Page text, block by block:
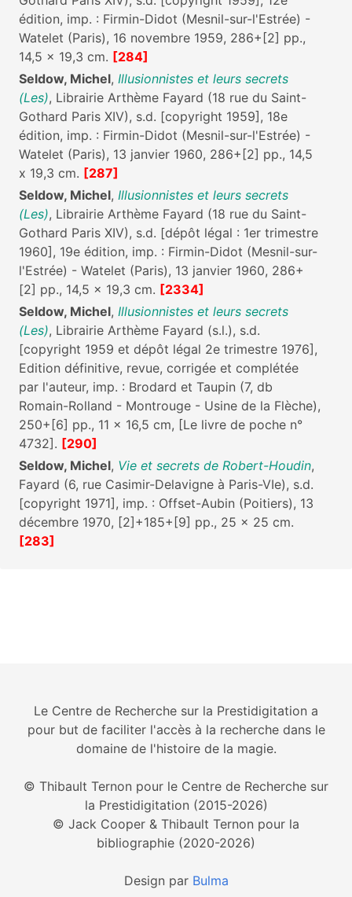
édition, imp. : Firmin-Didot (Mesnil-sur-l'Estrée) -
Watelet (Paris), 16 novembre 1959, 286+[2] pp.,
14,5 x 19,3 cm. [284]
Seldow, Michel, Illusionnistes et leurs secrets
(Les), Librairie Arthème Fayard (18 rue du Saint-
Gothard Paris XIV), s.d. [copyright 1959], 18e
édition, imp. : Firmin-Didot (Mesnil-sur-l'Estrée) -
Watelet (Paris), 13 janvier 1960, 286+[2] pp., 14,5
x 19,3 cm. [287]
Seldow, Michel, Illusionnistes et leurs secrets
(Les), Librairie Arthème Fayard (18 rue du Saint-
Gothard Paris XIV), s.d. [dépôt légal : 1er trimestre
1960], 19e édition, imp. : Firmin-Didot (Mesnil-sur-
l'Estrée) - Watelet (Paris), 13 janvier 1960, 286+
[2] pp., 14,5 x 19,3 cm. [2334]
Seldow, Michel, Illusionnistes et leurs secrets
(Les), Librairie Arthème Fayard (s.l.), s.d.
[copyright 1959 et dépôt légal 2e trimestre 1976],
Edition définitive, revue, corrigée et complétée
par l'auteur, imp. : Brodard et Taupin (7, db
Romain-Rolland - Montrouge - Usine de la Flèche),
250+[6] pp., 11 x 16,5 cm, [Le livre de poche n°
4732]. [290]
Seldow, Michel, Vie et secrets de Robert-Houdin,
Fayard (6, rue Casimir-Delavigne à Paris-VIe), s.d.
[copyright 1971], imp. : Offset-Aubin (Poitiers), 13
décembre 1970, [2]+185+[9] pp., 25 x 25 cm.
[283]
Le Centre de Recherche sur la Prestidigitation a
pour but de faciliter l'accès à la recherche dans le
domaine de l'histoire de la magie.
© Thibault Ternon pour le Centre de Recherche sur
la Prestidigitation (2015-2026)
© Jack Cooper & Thibault Ternon pour la
bibliographie (2020-2026)
Design par Bulma